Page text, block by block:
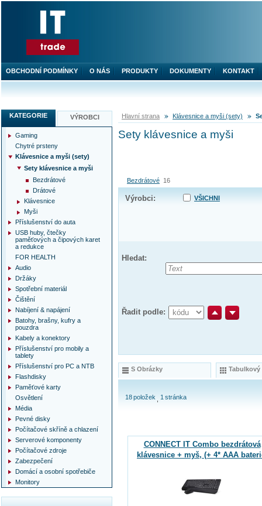
Hlavní strana Klávesnice a myši (sety)
Sety klávesnice a myši
Bezdrátové 16
Výrobci: VŠICHNI
Hledat:
Řadit podle:
S Obrázky Tabulkový
18položek 1 stránka
CONNECT IT Combo bezdrátová
klávesnice + myš, (+ 4* AAA
KATEGORIE VÝROBCI
Gaming
Chytré prsteny
Klávesnice a myši (sety)
Sety klávesnice a myši
Bezdrátové
Drátové
Klávesnice
Myši
Příslušenství do auta
USB huby, čtečky
paměťových a čipových karet
a redukce
FOR HEALTH
Audio
Držáky
Spotřební materiál
Čištění
Nabíjení & napájení
Batohy, brašny, kufry a
pouzdra
Kabely a konektory
Příslušenství pro mobily a
tablety
Příslušenství pro PC a NTB
Flashdisky
Paměťové karty
Osvětlení
Média
Pevné disky
Počítačové skříně a chlazení
Serverové komponenty
Počítačové zdroje
Zabezpečení
Domácí a osobní spotřebiče
Monitory
OBCHODNÍ PODMÍNKY O NÁS PRODUKTY DOKUMENTY KONTAKT